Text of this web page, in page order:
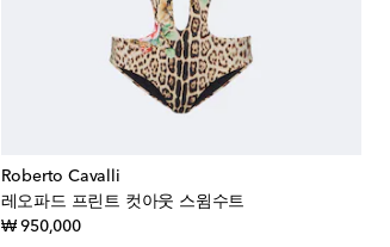
Roberto Cavalli
레오파드 프린트 컷아웃 스윔수트
₩ 950,000original price